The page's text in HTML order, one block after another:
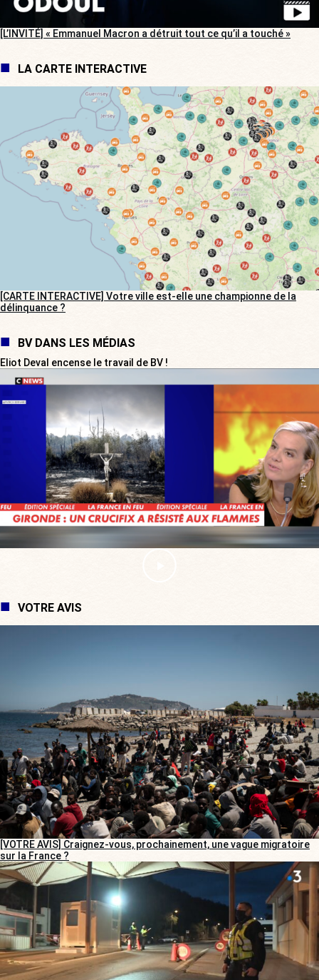
[L’INVITÉ] « Emmanuel Macron a détruit tout ce qu’il a touché »
LA CARTE INTERACTIVE
[CARTE INTERACTIVE] Votre ville est-elle une championne de la
délinquance ?
BV DANS LES MÉDIAS
Eliot Deval encense le travail de BV !
VOTRE AVIS
[VOTRE AVIS] Craignez-vous, prochainement, une vague migratoire
sur la France ?